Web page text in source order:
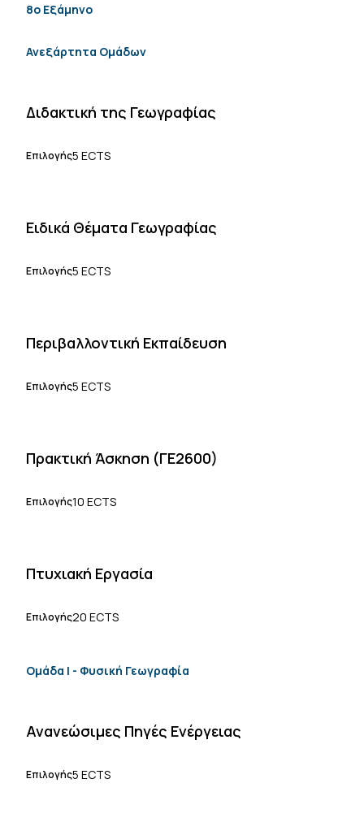
8ο Εξάμηνο
Ανεξάρτητα Ομάδων
Διδακτική της Γεωγραφίας
Επιλογής5 ECTS
Ειδικά Θέματα Γεωγραφίας
Επιλογής5 ECTS
Περιβαλλοντική Εκπαίδευση
Επιλογής5 ECTS
Πρακτική Άσκηση (ΓΕ2600)
Επιλογής10 ECTS
Πτυχιακή Εργασία
Επιλογής20 ECTS
Ομάδα Ι - Φυσική Γεωγραφία
Ανανεώσιμες Πηγές Ενέργειας
Επιλογής5 ECTS